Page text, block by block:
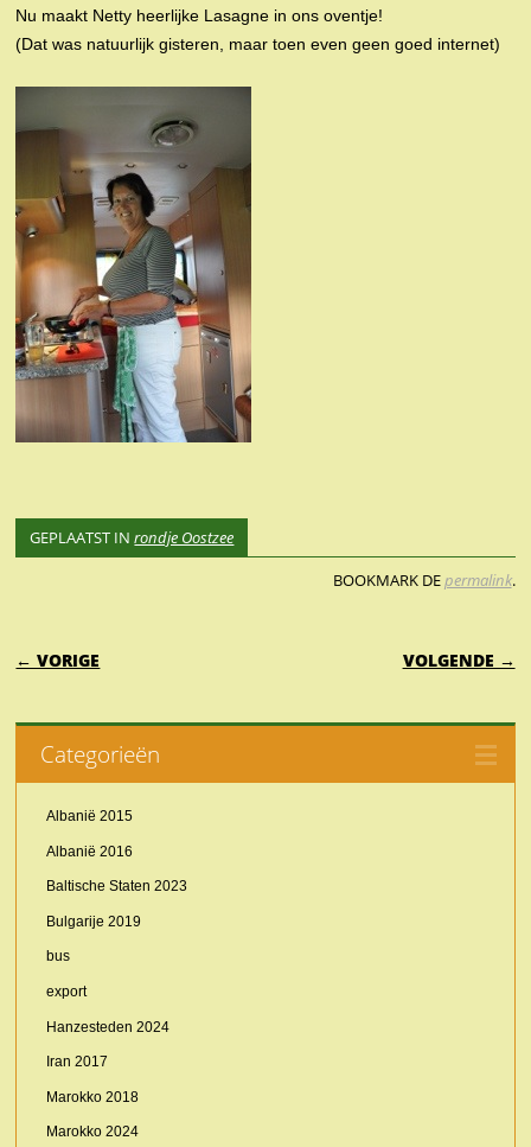
Nu maakt Netty heerlijke Lasagne in ons oventje!
(Dat was natuurlijk gisteren, maar toen even geen goed internet)
GEPLAATST INrondje Oostzee
BOOKMARK DEpermalink.
BERICHTNAVIGATIE
← VORIGE VOLGENDE →
Categorieën
Albanië 2015
Albanië 2016
Baltische Staten 2023
Bulgarije 2019
bus
export
Hanzesteden 2024
Iran 2017
Marokko 2018
Marokko 2024